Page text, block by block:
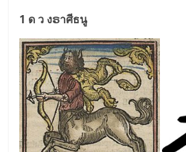
1 ด ว งຣาศีธนู